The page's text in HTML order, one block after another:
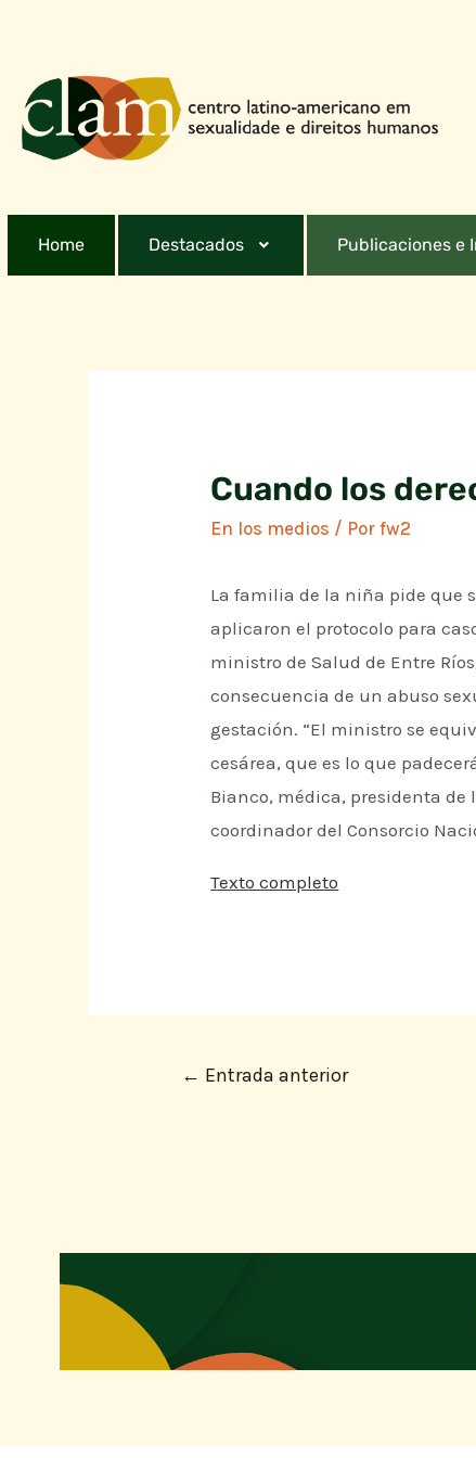
Home Destacados Publicaciones e
Cuando los
En los medios / Porfw2
La familia de la niña pide que
aplicaron el protocolo para
ministro de Salud de Entre
consecuencia de un abuso
gestación. “El ministro se
cesárea, que es lo que
Bianco, médica, presidenta
coordinador del Consorcio
Texto completo
← Entrada anterior